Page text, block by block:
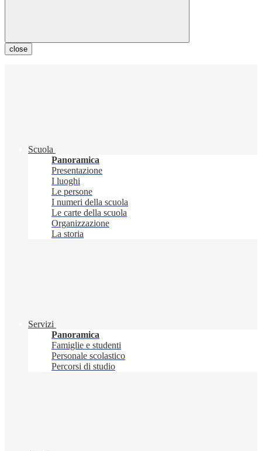
close
Scuola
Panoramica
Presentazione
I luoghi
Le persone
I numeri della scuola
Le carte della scuola
Organizzazione
La storia
Servizi
Panoramica
Famiglie e studenti
Personale scolastico
Percorsi di studio